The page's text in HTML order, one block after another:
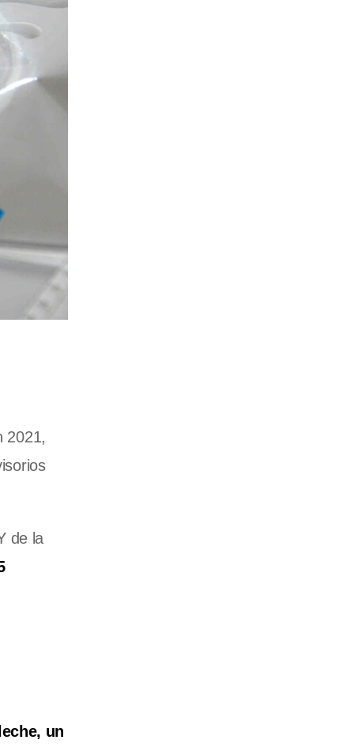
2021,
de la
un